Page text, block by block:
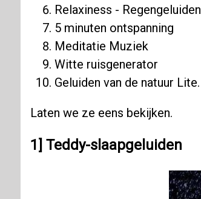
Relaxiness - Regengeluiden
5 minuten ontspanning
Meditatie Muziek
Witte ruisgenerator
Geluiden van de natuur Lite.
Laten we ze eens bekijken.
1] Teddy-slaapgeluiden